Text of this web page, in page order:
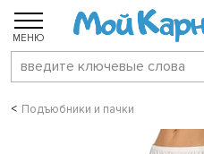
МЕНЮ
Подъюбники и пачки